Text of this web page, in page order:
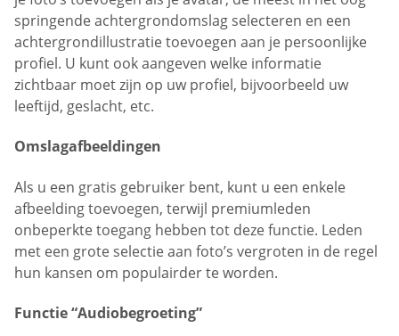
springende achtergrondomslag selecteren en een
achtergrondillustratie toevoegen aan je persoonlijke
profiel. U kunt ook aangeven welke informatie
zichtbaar moet zijn op uw profiel, bijvoorbeeld uw
leeftijd, geslacht, etc.
Omslagafbeeldingen
Als u een gratis gebruiker bent, kunt u een enkele
afbeelding toevoegen, terwijl premiumleden
onbeperkte toegang hebben tot deze functie. Leden
met een grote selectie aan foto’s vergroten in de regel
hun kansen om populairder te worden.
Functie “Audiobegroeting”